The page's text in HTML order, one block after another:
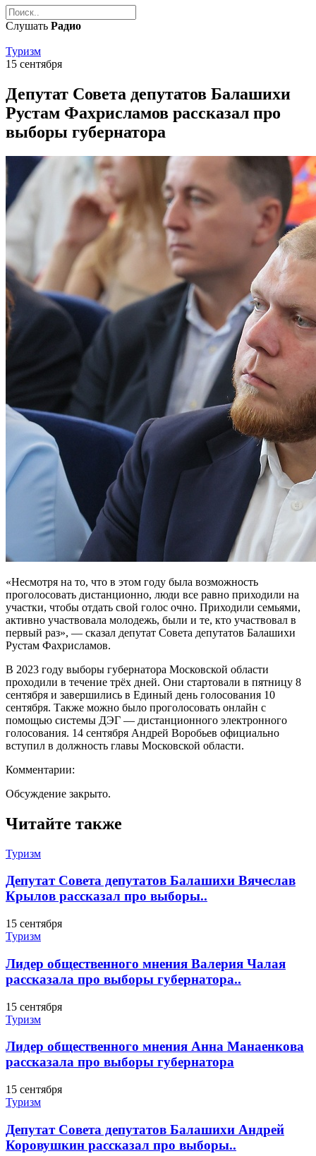
Слушать Радио
Туризм
15 сентября
Депутат Совета депутатов Балашихи
Рустам Фахрисламов рассказал про
выборы губернатора
«Несмотря на то, что в этом году была возможность
проголосовать дистанционно, люди все равно приходили на
участки, чтобы отдать свой голос очно. Приходили семьями,
активно участвовала молодежь, были и те, кто участвовал в
первый раз», — сказал депутат Совета депутатов Балашихи
Рустам Фахрисламов.
В 2023 году выборы губернатора Московской области
проходили в течение трёх дней. Они стартовали в пятницу 8
сентября и завершились в Единый день голосования 10
сентября. Также можно было проголосовать онлайн с
помощью системы ДЭГ — дистанционного электронного
голосования. 14 сентября Андрей Воробьев официально
вступил в должность главы Московской области.
Комментарии:
Обсуждение закрыто.
Читайте также
Туризм
Депутат Совета депутатов Балашихи Вячеслав
Крылов рассказал про выборы..
15 сентября
Туризм
Лидер общественного мнения Валерия Чалая
рассказала про выборы губернатора..
15 сентября
Туризм
Лидер общественного мнения Анна Манаенкова
рассказала про выборы губернатора
15 сентября
Туризм
Депутат Совета депутатов Балашихи Андрей
Коровушкин рассказал про выборы..